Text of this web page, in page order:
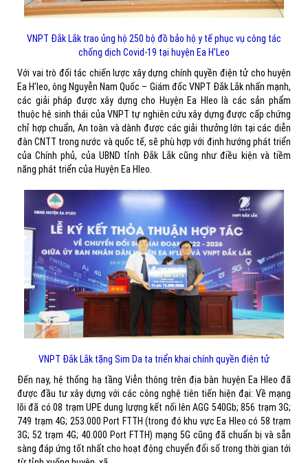
VNPT Đắk Lắk trao ủng hộ 250 bộ đồ bảo hộ y tế phục vụ công tác
chống dịch Covid-19 tại huyện Ea H’Leo
Với vai trò đối tác chiến lược xây dựng chính quyền điện tử cho huyện
Ea H’leo, ông Nguyễn Nam Quốc – Giám đốc VNPT Đắk Lắk nhấn mạnh,
các giải pháp được xây dựng cho Huyện Ea Hleo là các sản phẩm
thuộc hệ sinh thái của VNPT tự nghiên cứu xây dựng được cấp chứng
chỉ hợp chuẩn, An toàn và dành được các giải thưởng lớn tại các diễn
đàn CNTT trong nước và quốc tế, sẽ phù hợp với định hướng phát triển
của Chính phủ, của UBND tỉnh Đắk Lắk cũng như điều kiện và tiềm
năng phát triển của Huyện Ea Hleo.
VNPT Đắk Lắk tặng Sim Da ta triển khai chính quyền điện tử
Đến nay, hệ thống hạ tầng Viễn thông trên địa bàn huyện Ea Hleo đã
được đầu tư xây dựng với các công nghệ tiên tiến hiện đại: Về mạng
lõi đã có 08 trạm UPE dung lượng kết nối lên AGG 540Gb; 856 trạm 3G;
749 trạm 4G; 253.000 Port FTTH (trong đó khu vực Ea Hleo có 58 trạm
3G; 52 trạm 4G; 40.000 Port FTTH) mạng 5G cũng đã chuẩn bị và sẵn
sàng đáp ứng tốt nhất cho hoạt động chuyển đổi số trong thời gian tới